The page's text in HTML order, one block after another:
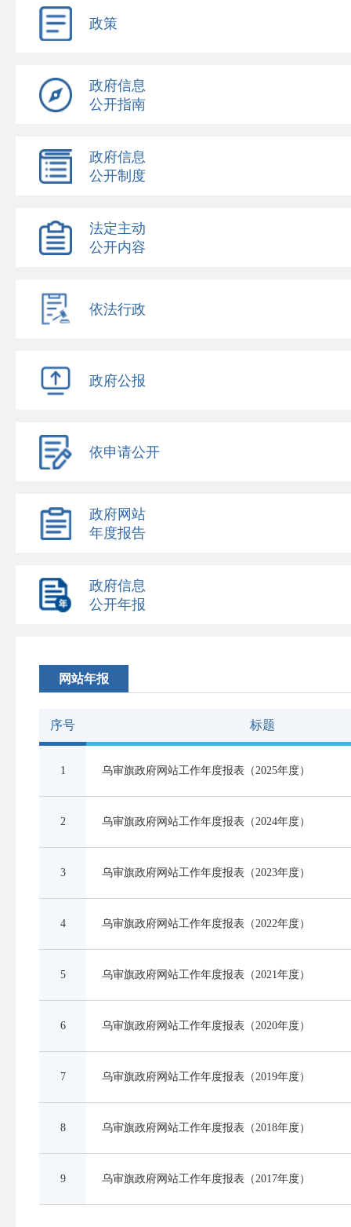
政策
政府信息
公开指南
政府信息
公开制度
法定主动
公开内容
依法行政
政府公报
依申请公开
政府网站
年度报告
政府信息
公开年报
网站年报
序号 标题
1 乌审旗政府网站工作年度报表（2025年度）
2 乌审旗政府网站工作年度报表（2024年度）
3 乌审旗政府网站工作年度报表（2023年度）
4 乌审旗政府网站工作年度报表（2022年度）
5 乌审旗政府网站工作年度报表（2021年度）
6 乌审旗政府网站工作年度报表（2020年度）
7 乌审旗政府网站工作年度报表（2019年度）
8 乌审旗政府网站工作年度报表（2018年度）
9 乌审旗政府网站工作年度报表（2017年度）